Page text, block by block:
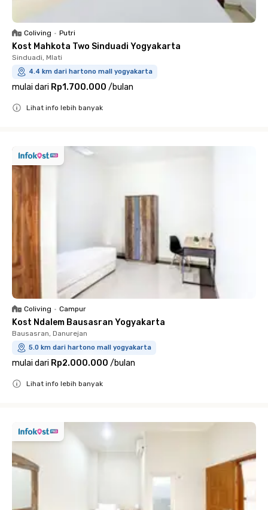
Coliving • Putri
Kost Mahkota Two Sinduadi Yogyakarta
Sinduadi, Mlati
4.4 km dari hartono mall yogyakarta
mulai dari Rp1.700.000 /bulan
Lihat info lebih banyak
Coliving • Campur
Kost Ndalem Bausasran Yogyakarta
Bausasran, Danurejan
5.0 km dari hartono mall yogyakarta
mulai dari Rp2.000.000 /bulan
Lihat info lebih banyak